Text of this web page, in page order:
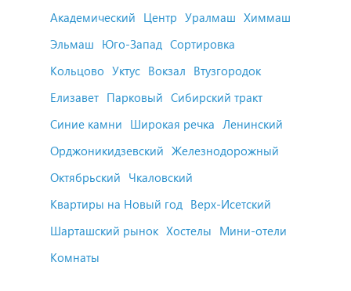
Академический Центр Уралмаш Химмаш
Эльмаш Юго-Запад Сортировка
Кольцово Уктус Вокзал Втузгородок
Елизавет Парковый Сибирский тракт
Синие камни Широкая речка Ленинский
Орджоникидзевский Железнодорожный
Октябрьский Чкаловский
Квартиры на Новый год Верх-Исетский
Шарташский рынок Хостелы Мини-отели
Комнаты